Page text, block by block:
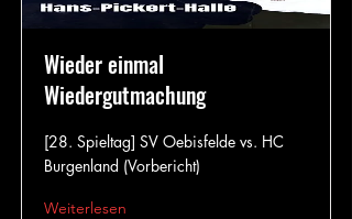
Wieder einmal
Wiedergutmachung
[28. Spieltag] SV Oebisfelde vs. HC
Burgenland (Vorbericht)
Weiterlesen